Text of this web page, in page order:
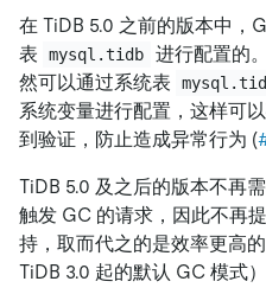
在 TiDB 5.0 之前的版本中，
表
mysql.tidb
进行配置的
然可以通过系统表
系统变量进行配置，这样可
到验证，防止造成异常行为 (
TiDB 5.0 及之后的版本不再
触发 GC 的请求，因此不再
持，取而代之的是效率更高的
TiDB 3.0 起的默认 GC 模式）